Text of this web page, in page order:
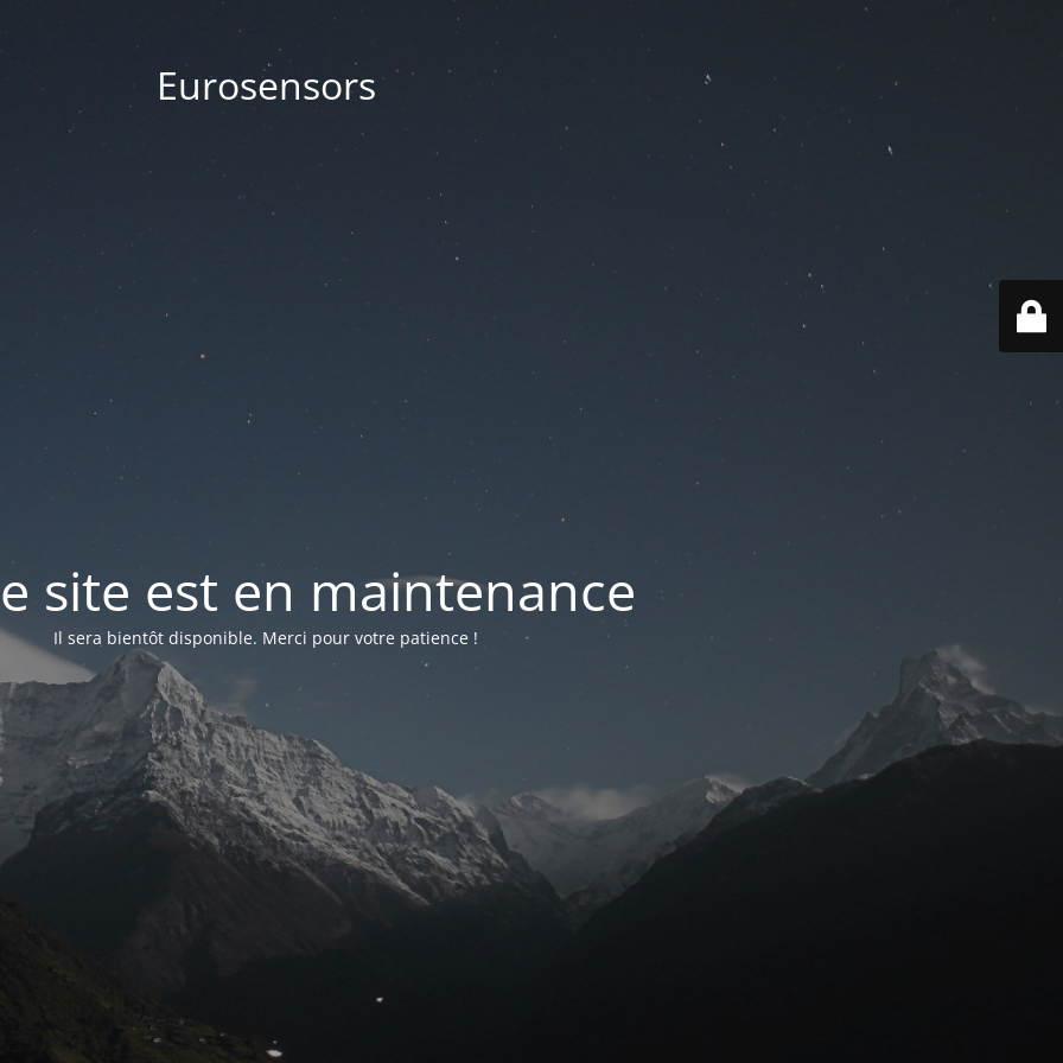
Eurosensors
site est en maintenance
Il sera bientôt disponible. Merci pour votre patience !